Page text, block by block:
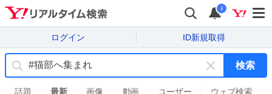
i
ログイン ID新規取得
キ
ー
検索
話題 最新 画像 動画 ユーザー ウェブ検索